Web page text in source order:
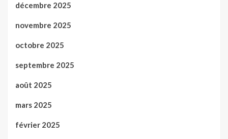
décembre 2025
novembre 2025
octobre 2025
septembre 2025
août 2025
mars 2025
février 2025